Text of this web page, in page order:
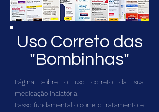
Uso Correto das
"Bombinhas"
Página sobre o uso correto da sua
medicação inalatória.
Passo fundamental o correto tratamento e